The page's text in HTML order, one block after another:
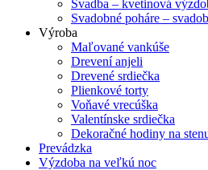
Svadba – kvetinová
Svadobné poháre –
Výroba
Maľované vankúše
Drevení anjeli
Drevené srdiečka
Plienkové torty
Voňavé vrecúška
Valentínske srdiečka
Dekoračné hodiny na
Prevádzka
Výzdoba na veľkú noc